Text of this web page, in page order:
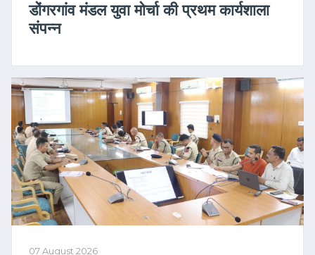
डोंगरगांव मंडल युवा मोर्चा की प्रथम कार्यशाला
संपन्न
07 August 2026